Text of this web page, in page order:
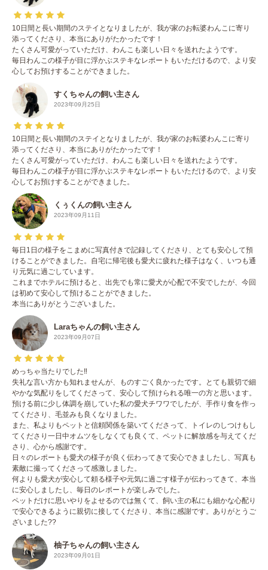
10日間と長い期間のステイとなりましたが、我が家のお転婆わんこに寄り
添ってくださり、本当にありがたかったです！
たくさん可愛がっていただけ、わんこも楽しい日々を送れたようです。
毎日わんこの様子が目に浮かぶステキなレポートもいただけるので、より安
心してお預けすることができました。
すくちゃんの飼い主さん
2023年09月25日
10日間と長い期間のステイとなりましたが、我が家のお転婆わんこに寄り
添ってくださり、本当にありがたかったです！
たくさん可愛がっていただけ、わんこも楽しい日々を送れたようです。
毎日わんこの様子が目に浮かぶステキなレポートもいただけるので、より安
心してお預けすることができました。
くぅくんの飼い主さん
2023年09月11日
毎日1日の様子をこまめに写真付きで記録してくださり、とても安心して預
けることができました。自宅に帰宅後も愛犬に疲れた様子はなく、いつも通
り元気に過ごしています。
これまでホテルに預けると、出先でも常に愛犬が心配で不安でしたが、今回
は初めて安心して預けることができました。
本当にありがとうございました。
Laraちゃんの飼い主さん
2023年09月07日
めっちゃ当たりでした‼️
失礼な言い方かも知れませんが、ものすごく良かったです。とても親切で細
やかな気配りをしてくださって、安心して預けられる唯一の方と思います。
預ける前に少し体調を崩していた私の愛犬チワワでしたが、手作り食を作っ
てくださり、毛並みも良くなりました。
また、私よりもペットと信頼関係を築いてくださって、トイレのしつけもし
てくださり一日中オムツをしなくても良くて、ペットに解放感を与えてくだ
さり、心から感謝です。
日々のレポートも愛犬の様子が良く伝わってきて安心できましたし、写真も
素敵に撮ってくださって感激しました。
何よりも愛犬が安心して頼る様子や元気に過ごす様子が伝わってきて、本当
に安心しましたし、毎日のレポートが楽しみでした。
ペットだけに思いやりをよせるのでは無くて、飼い主の私にも細かな心配り
で安心できるように親切に接してくださり、本当に感謝です。ありがとうご
ざいました??
柚子ちゃんの飼い主さん
2023年09月01日